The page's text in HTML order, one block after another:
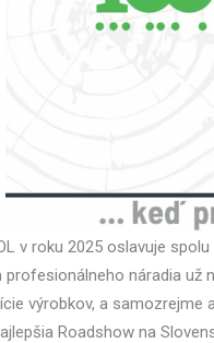
v roku 2025 oslavuje
náradia už
výrobkov, a
Roadshow na